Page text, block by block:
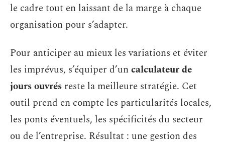
le cadre tout en laissant de la marge à chaque
organisation pour s’adapter.
Pour anticiper au mieux les variations et éviter
les imprévus, s’équiper d’uncalculateur de
jours ouvrés reste la meilleure stratégie. Cet
outil prend en compte les particularités locales,
les ponts éventuels, les spécificités du secteur
ou de l’entreprise. Résultat : une gestion des